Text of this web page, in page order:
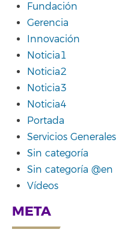
Fundación
Gerencia
Innovación
Noticia1
Noticia2
Noticia3
Noticia4
Portada
Servicios Generales
Sin categoría
Sin categoría @en
Vídeos
META